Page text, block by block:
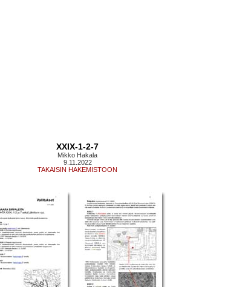
XXIX-1-2-7
Mikko Hakala
9.11.2022
TAKAISIN HAKEMISTOON